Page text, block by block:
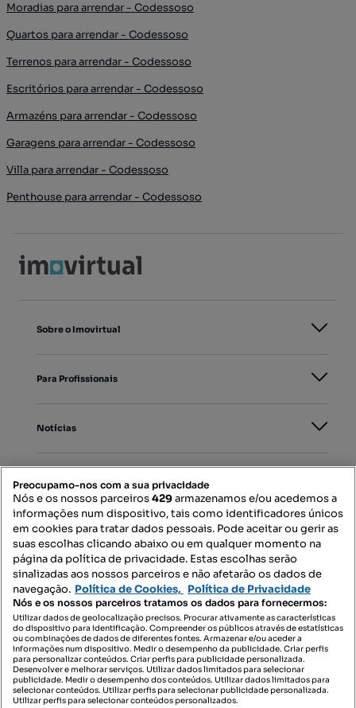
Moradias para arrendar - Codessoso
Quartos para arrendar - Codessoso
Terrenos para arrendar - Codessoso
Escritórios para arrendar - Codessoso
Armazéns para arrendar - Codessoso
Garagens para arrendar - Codessoso
Villa para arrendar - Codessoso
Penthouse para arrendar - Codessoso
Sobre o Imovirtual
Para Profissionais
Notícias
Mapa do Site
Contacte-nos
SIGA-NOS:
DESCARREGAR NA:
Preocupamo-nos com a sua privacidade
Nós e os nossos parceiros429armazenamos e/ou acedemos a
informações num dispositivo, tais como identificadores únicos
em cookies para tratar dados pessoais. Pode aceitar ou gerir as
suas escolhas clicando abaixo ou em qualquer momento na
página da política de privacidade. Estas escolhas serão
sinalizadas aos nossos parceiros e não afetarão os dados de
navegação. Política de Cookies, Política de Privacidade
Nós e os nossos parceiros tratamos os dados para fornecermos:
Utilizar dados de geolocalização precisos. Procurar ativamente as características
do dispositivo para identificação. Compreender os públicos através de estatísticas
ou combinações de dados de diferentes fontes. Armazenar e/ou aceder a
informações num dispositivo. Medir o desempenho da publicidade. Criar perfis
para personalizar conteúdos. Criar perfis para publicidade personalizada.
Desenvolver e melhorar serviços. Utilizar dados limitados para selecionar
publicidade. Medir o desempenho dos conteúdos. Utilizar dados limitados para
selecionar conteúdos. Utilizar perfis para selecionar publicidade personalizada.
Utilizar perfis para selecionar conteúdos personalizados.